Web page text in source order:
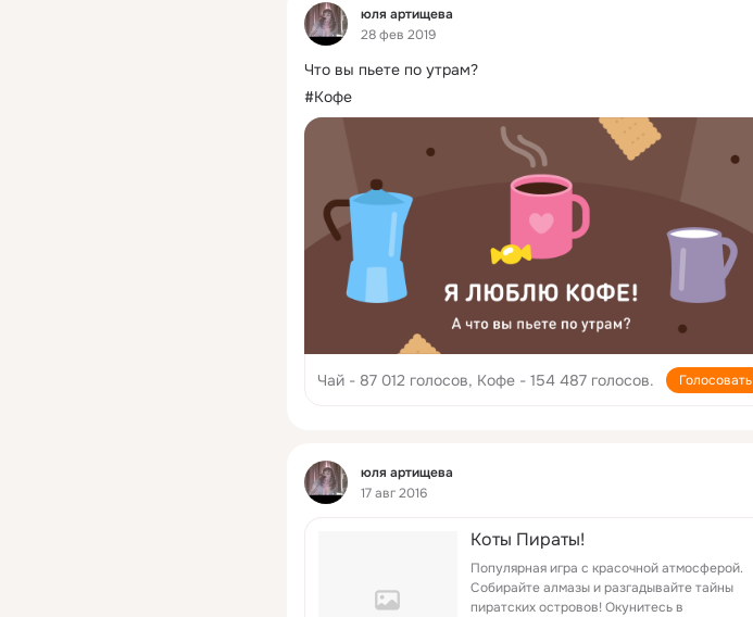
Фид
юля артищева
28 фев 2019
Что вы пьете по утрам?
#Кофе
Чай - 87 012 голосов, Кофе - 154 487 голосов. Голосовать
Фид
юля артищева
17 авг 2016
Коты Пираты!
Популярная игра с красочной атмосферой.
Собирайте алмазы и разгадывайте тайны
пиратских островов! Окунитесь в